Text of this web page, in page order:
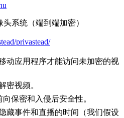
系统（端到端加密）
privastead/
动应用程序才能访问未加密的视
密视频。
保密和入侵后安全性。
藏事件和直播的时间（我们假设